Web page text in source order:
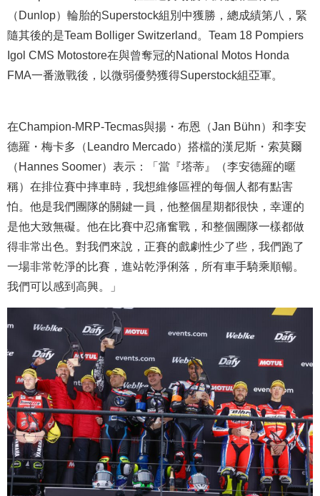
（Dunlop）輪胎的Superstock組別中獲勝，總成績第八，緊
隨其後的是Team Bolliger Switzerland。Team 18 Pompiers
Igol CMS Motostore在與曾奪冠的National Motos Honda
FMA一番激戰後，以微弱優勢獲得Superstock組亞軍。
在Champion-MRP-Tecmas與揚・布恩（Jan Bühn）和李安
德羅・梅卡多（Leandro Mercado）搭檔的漢尼斯・索莫爾
（Hannes Soomer）表示：「當『塔蒂』（李安德羅的暱
稱）在排位賽中摔車時，我想維修區裡的每個人都有點害
怕。他是我們團隊的關鍵一員，他整個星期都很快，幸運的
是他大致無礙。他在比賽中忍痛奮戰，和整個團隊一樣都做
得非常出色。對我們來說，正賽的戲劇性少了些，我們跑了
一場非常乾淨的比賽，進站乾淨俐落，所有車手騎乘順暢。
我們可以感到高興。」